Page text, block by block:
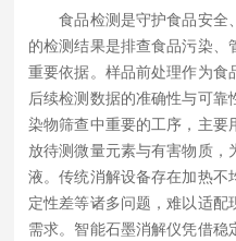
食品检测是守护食品安全
的检测结果是排查食品污染、
重要依据。样品前处理作为食
后续检测数据的准确性与可
染物筛查中重要的工序，主要
放待测微量元素与有害物质，
液。传统消解设备存在加热不
定性差等诸多问题，难以适配
需求。智能石墨消解仪凭借稳